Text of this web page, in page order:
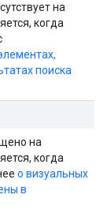
на
когда
поиска
на
когда
о визуальных
в